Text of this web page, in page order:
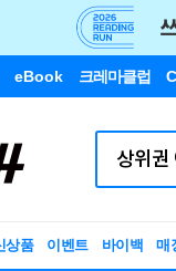
eBook 크레마클럽
상품 이벤트 바이백 매